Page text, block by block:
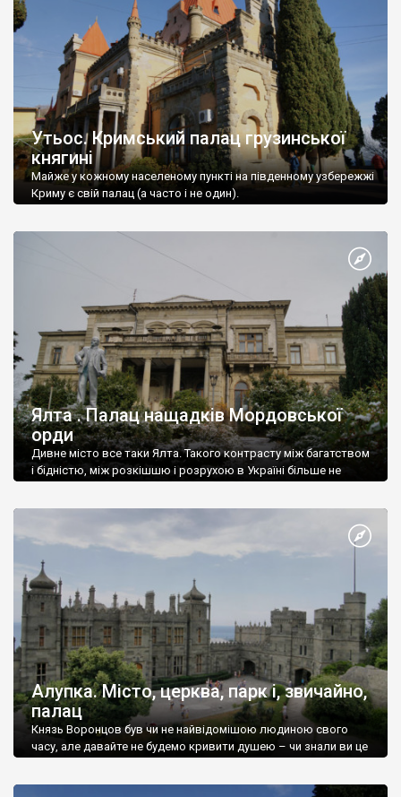
Утьос. Кримський палац грузинської
княгині
Майже у кожному населеному пункті на південному узбережжі
Криму є свій палац (а часто і не один).
Ялта . Палац нащадків Мордовської
орди
Дивне місто все таки Ялта. Такого контрасту між багатством
і бідністю, між розкішшю і розрухою в Україні більше не
Алупка. Місто, церква, парк і, звичайно,
палац
Князь Воронцов був чи не найвідомішою людиною свого
часу, але давайте не будемо кривити душею – чи знали ви це